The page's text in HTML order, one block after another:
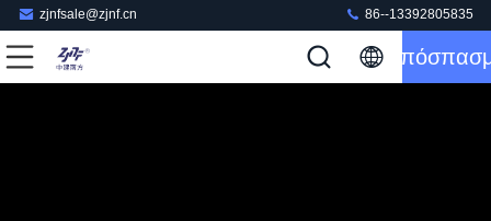
zjnfsale@zjnf.cn 86--13392805835